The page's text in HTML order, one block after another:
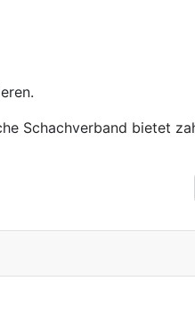
Schachverband bietet